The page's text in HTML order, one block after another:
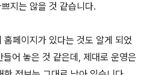
지는 않을 것 같습니다.
페이지가 있다는 것도 알게 되었
어 놓은 것 같은데, 제대로 운영은